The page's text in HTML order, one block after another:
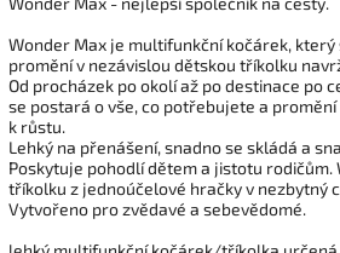
Wonder Max je multifunkční kočárek,
promění v nezávislou dětskou tříkolku
Od procházek po okolí až po destinace po
se postará o vše, co potřebujete a
k růstu.
Lehký na přenášení, snadno se skládá a
Poskytuje pohodlí dětem a jistotu
tříkolku z jednoúčelové hračky v nezbytný
Vytvořeno pro zvědavé a sebevědomé.